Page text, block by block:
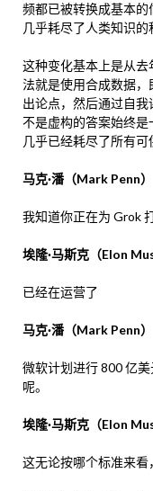
频都已被转换成基本
几乎耗尽了人类知识的
这种变化基本上是从
法就是使用合成数据
出论点，然后通过自
不是虚构的答案始终
几乎已经耗尽了所有可
马克·潘（Mark Penn）
我知道你正在为 Grok
埃隆·马斯克（Elon
已经在运营了
马克·潘（Mark Penn）
微软计划进行 800 亿
呢。
埃隆·马斯克（Elon
这无论按哪个标准来看